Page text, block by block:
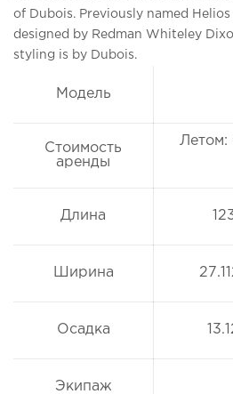
of Dubois. Previously named
designed by Redman Whiteley
styling is by Dubois.
Модель
Стоимость
аренды
Летом:
Длина
Ширина
Осадка
Экипаж